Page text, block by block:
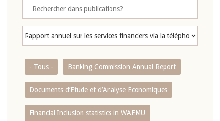
- Tous - Banking Commission Annual Report
Documents d’Etude et d’Analyse Economiques
Financial Inclusion statistics in WAEMU